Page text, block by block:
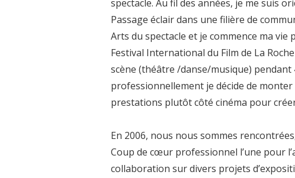
spectacle. Au fil des années, je me suis
Passage éclair dans une filière de
Arts du spectacle et je commence ma
Festival International du Film de La
scène (théâtre /danse/musique)
professionnellement je décide de
prestations plutôt côté cinéma pour
En 2006, nous nous sommes
Coup de cœur professionnel l’une pour
collaboration sur divers projets